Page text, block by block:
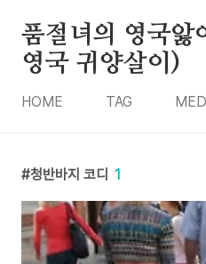
품절녀의 영국앓
영국 귀양살이)
HOME TAG
청반바지 코디 1